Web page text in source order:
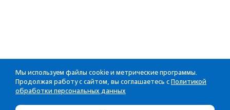
Мы используем файлы cookie и метрические программы.
Продолжая работу с сайтом, вы соглашаетесь с Политикой
обработки персональных данных